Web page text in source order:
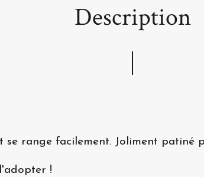
Description
range facilement. Joliment patiné
!